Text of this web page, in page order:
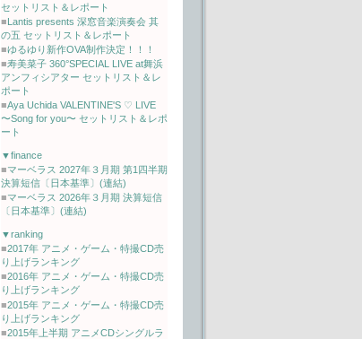
セットリスト＆レポート
■Lantis presents 深窓音楽演奏会 其
の五 セットリスト＆レポート
■ゆるゆり新作OVA制作決定！！！
■寿美菜子 360°SPECIAL LIVE at舞浜
アンフィシアター セットリスト＆レ
ポート
■Aya Uchida VALENTINE'S ♡ LIVE
〜Song for you〜 セットリスト＆レポ
ート
▼finance
■マーベラス 2027年３月期 第1四半期
決算短信〔日本基準〕(連結)
■マーベラス 2026年３月期 決算短信
〔日本基準〕(連結)
▼ranking
■2017年 アニメ・ゲーム・特撮CD売
り上げランキング
■2016年 アニメ・ゲーム・特撮CD売
り上げランキング
■2015年 アニメ・ゲーム・特撮CD売
り上げランキング
■2015年上半期 アニメCDシングルラ